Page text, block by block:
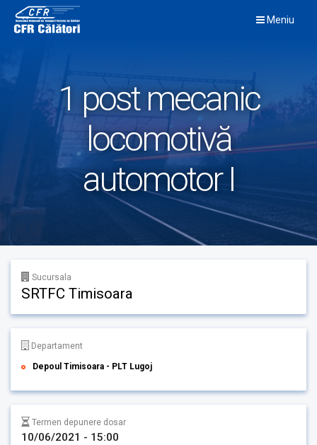
content
Meniu
1 post mecanic
locomotivă
automotor I
Sucursala
SRTFC Timisoara
Departament
Depoul Timisoara - PLT Lugoj
Termen depunere dosar
10/06/2021 - 15:00